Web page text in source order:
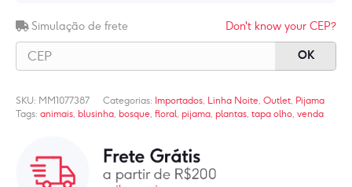
Simulação de frete
OK
Don't know your CEP?
SKU: MM1077387 Categorias: Importados, Linha Noite,Outlet, Pijama
Tags: animais, blusinha, bosque, floral, pijama, plantas, tapa olho, venda